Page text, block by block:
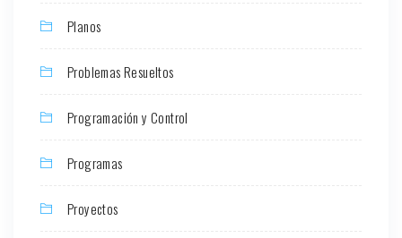
Planos
Problemas Resueltos
Programación y Control
Programas
Proyectos